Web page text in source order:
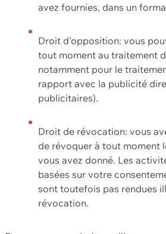
avez fournies, dans un
Droit d'opposition: vous
tout moment au traitement
notamment pour le
rapport avec la publicité
publicitaires).
Droit de révocation: vous
de révoquer à tout moment
vous avez donné. Les
basées sur votre
sont toutefois pas rendues
révocation.